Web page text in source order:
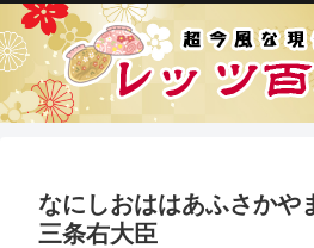
なにしおははあふさかや
三条右大臣